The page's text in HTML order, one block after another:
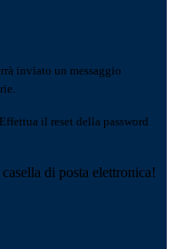
inviato un messaggio
il reset della password
di posta elettronica!